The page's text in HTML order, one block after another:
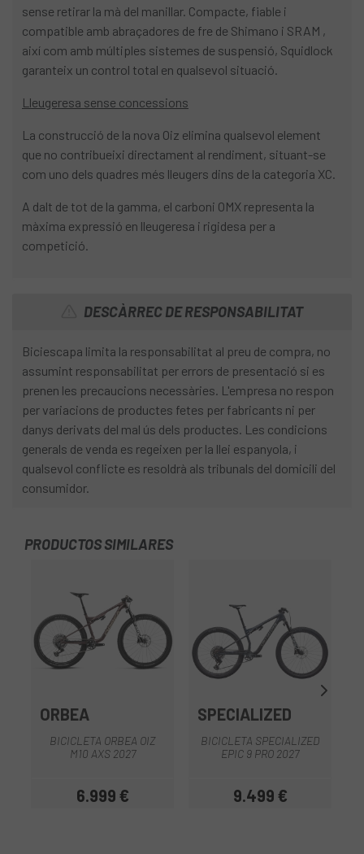
sense retirar la mà del manillar. Compacte, fiable i
compatible amb abraçadores de fre de Shimano i SRAM ,
així com amb múltiples sistemes de suspensió, Squidlock
garanteix un control total en qualsevol situació.
Lleugeresa sense concessions
La construcció de la nova Oiz elimina qualsevol element
que no contribueixi directament al rendiment, situant-se
com uno dels quadres més lleugers dins de la categoria XC.
A dalt de tot de la gamma, el carboni OMX representa la
màxima expressió en lleugeresa i rigidesa per a
competició.
DESCÀRREC DE RESPONSABILITAT
Biciescapa limita la responsabilitat al preu de compra, no
assumint responsabilitat per errors de presentació si es
prenen les precaucions necessàries. L'empresa no respon
per variacions de productes fetes per fabricants ni per
danys derivats del mal ús dels productes. Les condicions
generals de venda es regeixen per la llei espanyola, i
qualsevol conflicte es resoldrà als tribunals del domicili del
consumidor.
PRODUCTOS SIMILARES
ORBEA
BICICLETA ORBEA OIZ
M10 AXS 2027
Preu
6.999 €
SPECIALIZED
BICICLETA SPECIALIZED
EPIC 9 PRO 2027
Preu
9.499 €